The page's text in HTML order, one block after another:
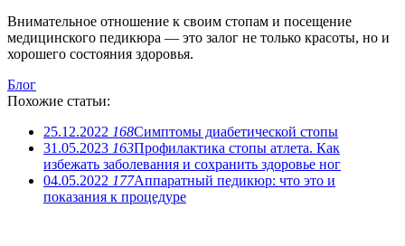
Внимательное отношение к своим стопам и посещение
медицинского педикюра — это залог не только красоты, но и
хорошего состояния здоровья.
Блог
Похожие статьи:
25.12.2022 168Симптомы диабетической стопы
31.05.2023 163Профилактика стопы атлета. Как
избежать заболевания и сохранить здоровье ног
04.05.2022 177Аппаратный педикюр: что это и
показания к процедуре